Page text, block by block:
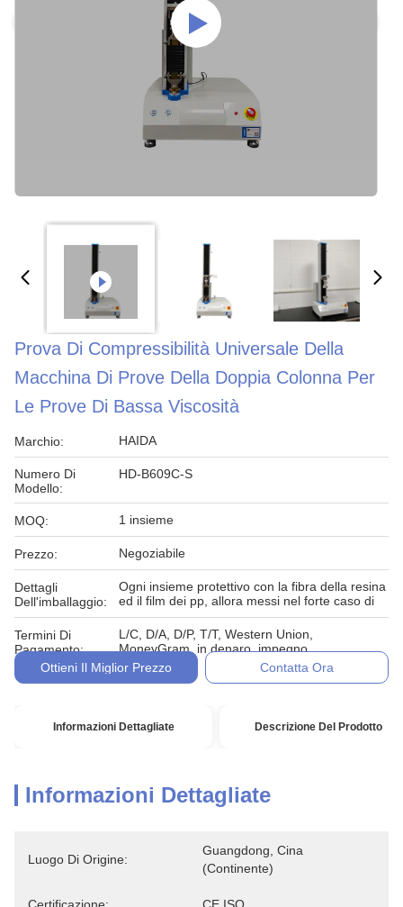
Prova Di Compressibilità Universale Della
Macchina Di Prove Della Doppia Colonna Per
Le Prove Di Bassa Viscosità
Marchio: HAIDA
Numero Di
Modello:
HD-B609C-S
MOQ: 1 insieme
Prezzo: Negoziabile
Dettagli
Dell'imballaggio:
Ogni insieme protettivo con la fibra della resina
ed il film dei pp, allora messi nel forte caso di
Termini Di
Pagamento:
L/C, D/A, D/P, T/T, Western Union,
MoneyGram, in denaro, impegno
Ottieni Il Miglior Prezzo
Contatta Ora
Informazioni Dettagliate Descrizione Del Prodotto
Informazioni Dettagliate
Luogo Di Origine:
Guangdong, Cina
(continente)